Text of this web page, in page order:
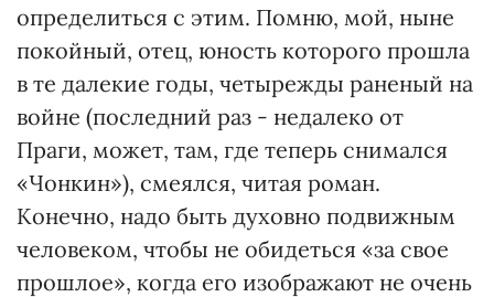
определиться с этим. Помню, мой, ныне
покойный, отец, юность которого прошла
в те далекие годы, четырежды раненый на
войне (последний раз - недалеко от
Праги, может, там, где теперь снимался
«Чонкин»), смеялся, читая роман.
Конечно, надо быть духовно подвижным
человеком, чтобы не обидеться «за свое
прошлое», когда его изображают не очень